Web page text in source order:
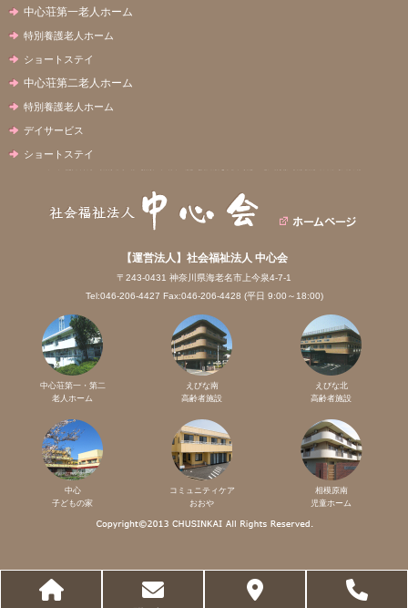
中心荘第一老人ホーム
特別養護老人ホーム
ショートステイ
中心荘第二老人ホーム
特別養護老人ホーム
デイサービス
ショートステイ
【運営法人】社会福祉法人 中心会
〒243-0431 神奈川県海老名市上今泉4-7-1
Tel:046-206-4427 Fax:046-206-4428 (平日 9:00～18:00)
中心荘第一・第二
老人ホーム
えびな南
高齢者施設
えびな北
高齢者施設
中心
子どもの家
コミュニティケア
おおや
相模原南
児童ホーム